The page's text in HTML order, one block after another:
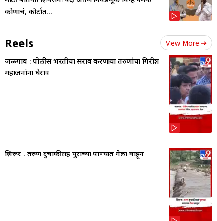
कोणाचं, कोर्टात...
Reels View More
जळगाव : पोलीस भरतीचा सराव करणाऱ्या तरुणांचा गिरीश
महाजनांना घेराव
शिरूर : तरुण दुचाकीसह पुराच्या पाण्यात गेला वाहून